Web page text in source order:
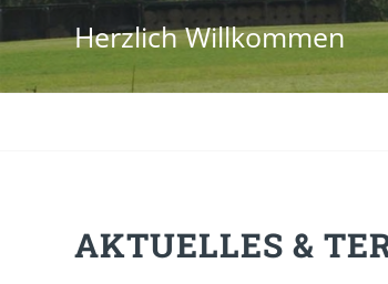
Herzlich Willkommen
AKTUELLES &